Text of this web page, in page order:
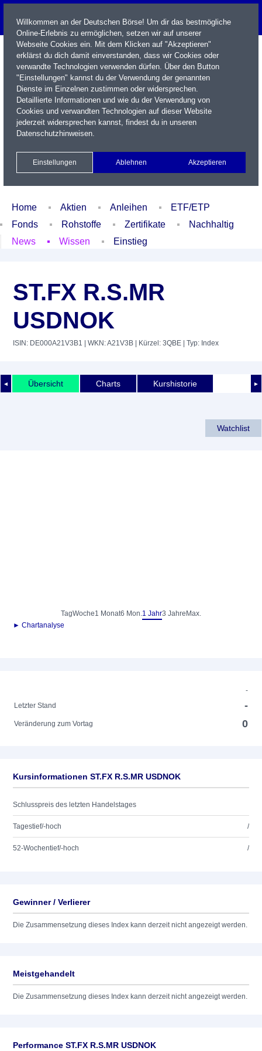
Name / WKN / ISIN / Kürzel
Xetra Realtime
Watchlist Portfolio Login
Home Aktien Anleihen
ETF/ETP
Fonds
Rohstoffe Zertifikate
Nachhaltig
News
Wissen Einstieg
ST.FX R.S.MR
USDNOK
ISIN: DE000A21V3B1 | WKN: A21V3B | Kürzel: 3QBE | Typ: Index
◄ ►
Übersicht Charts Kurshistorie
Watchlist
TagWoche1 Monat6 Mon.1 Jahr3 Jahre Max.
► Chartanalyse
-
Letzter Stand
-
Veränderung zum Vortag 0
Kursinformationen ST.FX R.S.MR USDNOK
Schlusspreis des letzten Handelstages
Tagestief/-hoch /
52-Wochentief/-hoch /
Gewinner / Verlierer
Die Zusammensetzung dieses Index kann derzeit nicht angezeigt werden.
Meistgehandelt
Die Zusammensetzung dieses Index kann derzeit nicht angezeigt werden.
Performance ST.FX R.S.MR USDNOK
Willkommen an der Deutschen Börse! Um dir das bestmögliche
Online-Erlebnis zu ermöglichen, setzen wir auf unserer
Webseite Cookies ein. Mit dem Klicken auf "Akzeptieren"
erklärst du dich damit einverstanden, dass wir Cookies oder
verwandte Technologien verwenden dürfen. Über den Button
"Einstellungen" kannst du der Verwendung der genannten
Dienste im Einzelnen zustimmen oder widersprechen.
Detaillierte Informationen und wie du der Verwendung von
Cookies und verwandten Technologien auf dieser Website
jederzeit widersprechen kannst, findest du in unseren
Datenschutzhinweisen.
Einstellungen Ablehnen Akzeptieren